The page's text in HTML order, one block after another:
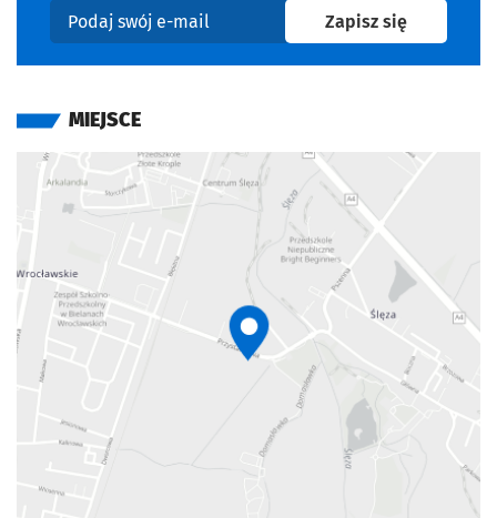
Podaj swój e-mail
Zapisz sięna
MIEJSCE